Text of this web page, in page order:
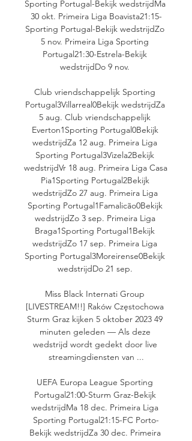
Sporting Portugal-Bekijk wedstrijdMa
30 okt. Primeira Liga Boavista21:15-
Sporting Portugal-Bekijk wedstrijdZo
5 nov. Primeira Liga Sporting
Portugal21:30-Estrela-Bekijk
wedstrijdDo 9 nov.
Club vriendschappelijk Sporting
Portugal3Villarreal0Bekijk wedstrijdZa
5 aug. Club vriendschappelijk
Everton1Sporting Portugal0Bekijk
wedstrijdZa 12 aug. Primeira Liga
Sporting Portugal3Vizela2Bekijk
wedstrijdVr 18 aug. Primeira Liga Casa
Pia1Sporting Portugal2Bekijk
wedstrijdZo 27 aug. Primeira Liga
Sporting Portugal1Famalicão0Bekijk
wedstrijdZo 3 sep. Primeira Liga
Braga1Sporting Portugal1Bekijk
wedstrijdZo 17 sep. Primeira Liga
Sporting Portugal3Moreirense0Bekijk
wedstrijdDo 21 sep.
Miss Black Internati Group
[LIVESTREAM!!] Raków Częstochowa
Sturm Graz kijken 5 oktober 2023 49
minuten geleden — Als deze
wedstrijd wordt gedekt door live
streamingdiensten van ...
UEFA Europa League Sporting
Portugal21:00-Sturm Graz-Bekijk
wedstrijdMa 18 dec. Primeira Liga
Sporting Portugal21:15-FC Porto-
Bekijk wedstrijdZa 30 dec. Primeira